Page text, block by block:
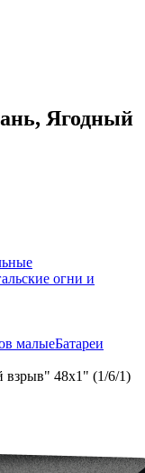
Ягодный
огни и
малыеБатареи
взрыв" 48х1" (1/6/1)